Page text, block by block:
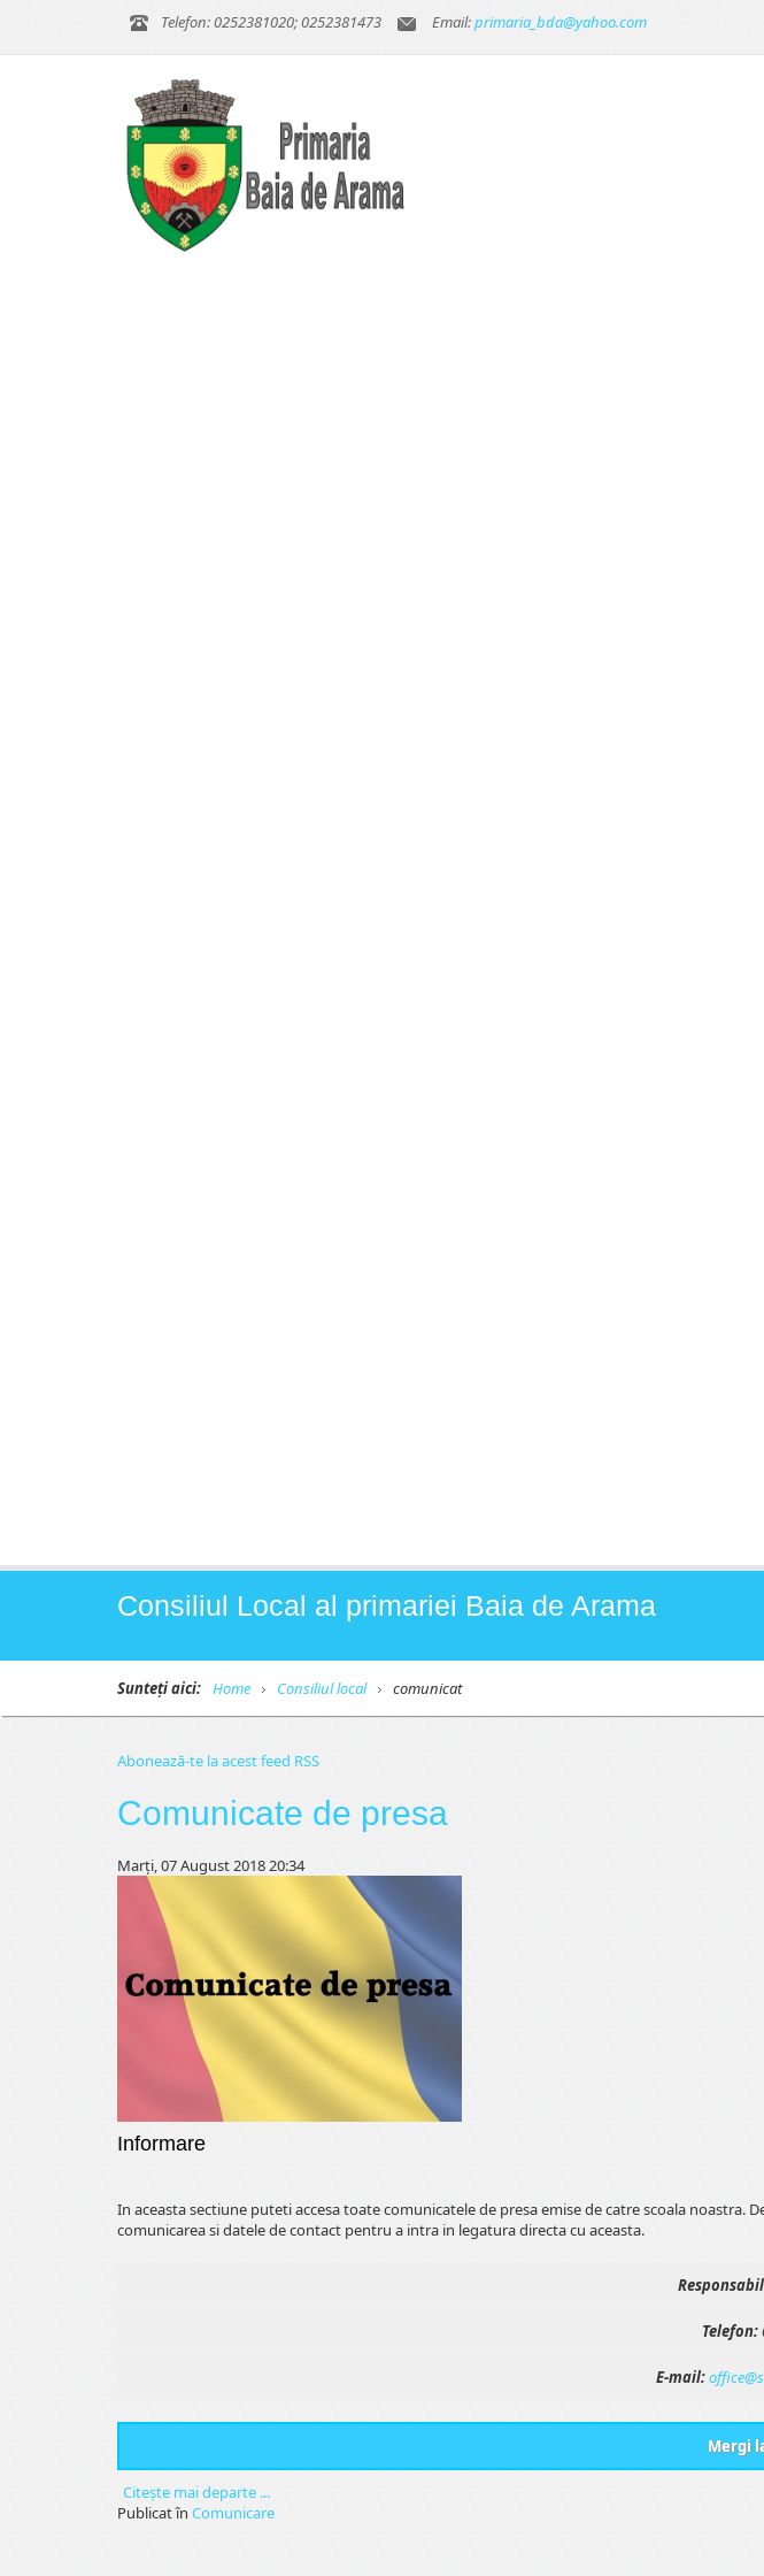
Telefon: 0252381020; 0252381473 Email:primaria_bda@yahoo.com
Consiliul Local al primariei Baia de Arama
Sunteți aici: Home Consiliul local comunicat
Abonează-te la acest feed RSS
Comunicate de presa
Marți, 07 August 2018 20:34
Informare
In aceasta sectiune puteti accesa toate comunicatele de presa emise de catre scoala
comunicarea si datele de contact pentru a intra in legatura directa cu aceasta.
Telefon:
E-mail:
Mergi
Citeşte mai departe ...
Publicat în Comunicare